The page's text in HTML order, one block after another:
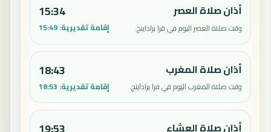
أذان صلاة العصر
وقت صلاة العصر اليوم في فرا براداينج.
15:34
إقامة تقديرية:15:49
أذان صلاة المغرب
وقت صلاة المغرب اليوم في فرا براداينج.
18:43
إقامة تقديرية: 18:53
أذان صلاة العشاء